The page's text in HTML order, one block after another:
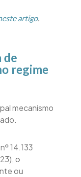
artigo.
de
regime
mecanismo
14.133
o
ou